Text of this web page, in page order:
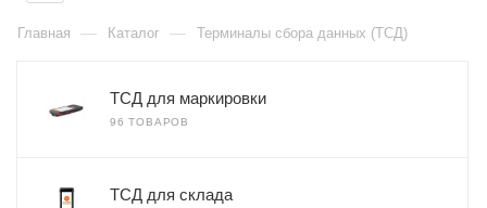
Главная — Каталог — Терминалы сбора данных (ТСД)
ТСД для маркировки
96 ТОВАРОВ
ТСД для склада